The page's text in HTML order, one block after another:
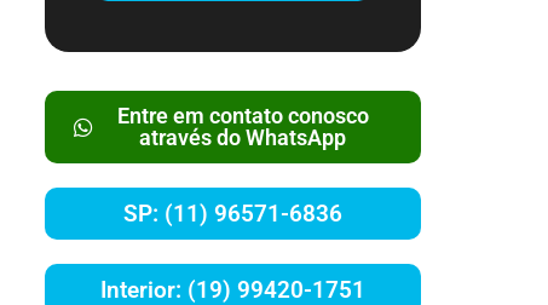
Entre em contato conosco
através do WhatsApp
SP: (11) 96571-6836
Interior: (19) 99420-1751